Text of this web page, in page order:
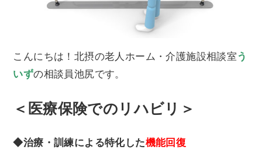
こんにちは！北摂の老人ホーム・介護施設相談室 う
いずの相談員池尻です。
＜医療保険でのリハビリ＞
◆治療・訓練による特化した機能回復